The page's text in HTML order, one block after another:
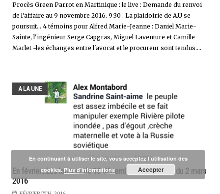
Procès Green Parrot en Martinique : le live : Demande du renvoi
de l'affaire au 9 novembre 2016. 9:30 . La plaidoirie de A.U se
poursuit... 4 témoins pour Alfred Marie-Jeanne : Daniel Marie-
Sainte, l'ingénieur Serge Capgras, Miguel Laventure et Camille
Marlet -les échanges entre l'avocat et le procureur sont tendus....
A LA UNE
En février...Les loosers du 13 décembre 2015 rêvent du 2 mars
2016
En continuant à utiliser le site, vous acceptez l’utilisation des
cookies.Plus d’informations Accepter